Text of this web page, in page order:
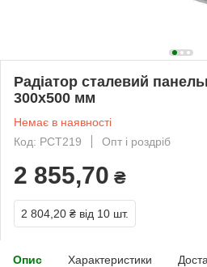
Радіатор сталевий
300х500 мм
Немає в наявності
Код: РСТ219
Опт і роздріб
2 855,70 ₴
2 804,20 ₴ від 10 шт.
Опис Характеристики